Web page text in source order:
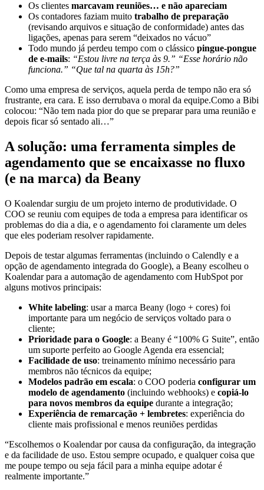
Os clientes marcavam reuniões… e não apareciam
Os contadores faziam muito trabalho de preparação
(revisando arquivos e situação de conformidade) antes das
ligações, apenas para serem “deixados no vácuo”
Todo mundo já perdeu tempo com o clássico pingue-pongue
de e-mails: “Estou livre na terça às 9.” “Esse horário não
funciona.” “Que tal na quarta às 15h?”
Como uma empresa de serviços, aquela perda de tempo não era só
frustrante, era cara. E isso derrubava o moral da equipe.Como a Bibi
colocou: “Não tem nada pior do que se preparar para uma reunião e
depois ficar só sentado ali…”
A solução: uma ferramenta simples de
agendamento que se encaixasse no fluxo
(e na marca) da Beany
O Koalendar surgiu de um projeto interno de produtividade. O
COO se reuniu com equipes de toda a empresa para identificar os
problemas do dia a dia, e o agendamento foi claramente um deles
que eles poderiam resolver rapidamente.
Depois de testar algumas ferramentas (incluindo o Calendly e a
opção de agendamento integrada do Google), a Beany escolheu o
Koalendar para a automação de agendamento com HubSpot por
alguns motivos principais:
White labeling: usar a marca Beany (logo + cores) foi
importante para um negócio de serviços voltado para o
cliente;
Prioridade para o Google: a Beany é “100% G Suite”, então
um suporte perfeito ao Google Agenda era essencial;
Facilidade de uso: treinamento mínimo necessário para
membros não técnicos da equipe;
Modelos padrão em escala: o COO poderia configurar um
modelo de agendamento (incluindo webhooks) e copiá-lo
para novos membros da equipe durante a integração;
Experiência de remarcação + lembretes: experiência do
cliente mais profissional e menos reuniões perdidas
“Escolhemos o Koalendar por causa da configuração, da integração
e da facilidade de uso. Estou sempre ocupado, e qualquer coisa que
me poupe tempo ou seja fácil para a minha equipe adotar é
realmente importante.”